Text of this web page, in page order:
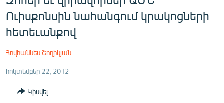
Անցնել
հիմնական
մենյուին
ՀԱՅԱՍՏԱՆ
ՔԱՂԱՔԱԿԱՆ
ՏՆՏԵՍՈՒԹՅՈՒՆ
Ուիսքոնսին նահանգում կրակոցների
հետեւանքով
Հովհաննես Շողիկյան
հոկտեմբեր 22, 2012
Կիսվել